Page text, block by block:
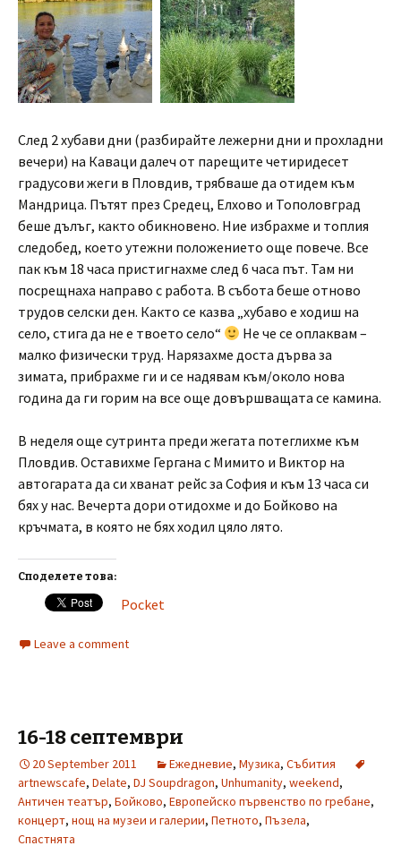
След 2 хубави дни (разбирайте лежерни дни и прохладни
вечери) на Каваци далеч от парещите четиридесет
градусови жеги в Пловдив, трябваше да отидем към
Мандрица. Пътят през Средец, Елхово и Тополовград
беше дълъг, както обикновено. Ние избрахме и топлия
следобед, което утежни положението още повече. Все
пак към 18 часа пристигнахме след 6 часа път. Там ни
посрещнаха направо с работа. В събота беше отново
трудов селски ден. Както се казва „хубаво е ходиш на
село, стига да не е твоето село“
Не че се оплаквам –
малко физически труд. Нарязахме доста дърва за
зимата, прибрахме ги и се надявам към/около нова
година да ги горим на все още довършващата се камина.
В неделя още сутринта преди жегата потеглихме към
Пловдив. Оставихме Гергана с Мимито и Виктор на
автогарата да си хванат рейс за София и към 13 часа си
бях у нас. Вечерта дори отидохме и до Бойково на
кръчмата, в която не бях ходил цяло лято.
Споделете това:
Pocket
Leave a comment
16-18 септември
20 September 2011 Ежедневие, Музика, Събития
artnewscafe, Delate, DJ Soupdragon, Unhumanity, weekend,
Античен театър, Бойково, Европейско първенство по гребане,
концерт, нощ на музеи и галерии, Петното, Пъзела,
Спастнята